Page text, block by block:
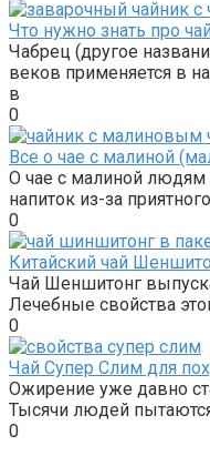
Что нужно знать про
Чабрец (другое
веков применяется в
в
0
Все о чае с малиной
О чае с малиной людям
напиток из-за
0
Китайский чай
Чай Шеншитонг
Лечебные свойства
0
Чай Супер Слим для
Ожирение уже давно
Тысячи людей
0